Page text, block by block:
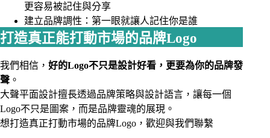
更容易被記住與分享
建立品牌調性：第一眼就讓人記住你是誰
打造真正能打動市場的品牌Logo
我們相信， 好的Logo不只是設計好看，更要為你的品牌發
聲 。
大聲平面設計擅長透過品牌策略與設計語言，讓每一個
Logo不只是圖案，而是品牌靈魂的展現。
想打造真正打動市場的品牌Logo，歡迎與我們聯繫